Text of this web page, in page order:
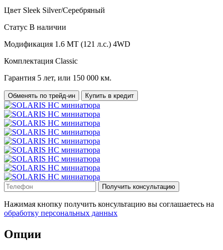
Цвет Sleek Silver/Серебряный
Статус В наличии
Модификация 1.6 MT (121 л.с.) 4WD
Комплектация Classic
Гарантия 5 лет, или 150 000 км.
Обменять по трейд-ин Купить в кредит
Получить консультацию
Нажимая кнопку получить консультацию вы соглашаетесь на
обработку персональных данных
Опции